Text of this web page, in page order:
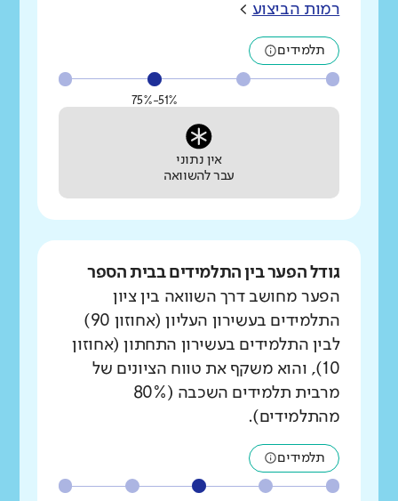
רמות הביצוע >
תלמידים
51%-75%
אין נתוני
עבר להשוואה
גודל הפער בין התלמידים בבית הספר
הפער מחושב דרך השוואה בין ציון
התלמידים בעשירון העליון (אחוזון 90)
לבין התלמידים בעשירון התחתון (אחוזון
10), והוא משקף את טווח הציונים של
מרבית תלמידים השכבה (80%
מהתלמידים).
תלמידים